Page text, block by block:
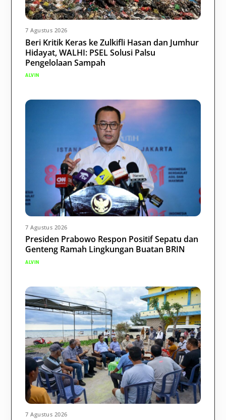
7 Agustus 2026
Beri Kritik Keras ke Zulkifli Hasan dan Jumhur
Hidayat, WALHI: PSEL Solusi Palsu
Pengelolaan Sampah
ALVIN
7 Agustus 2026
Presiden Prabowo Respon Positif Sepatu dan
Genteng Ramah Lingkungan Buatan BRIN
ALVIN
7 Agustus 2026